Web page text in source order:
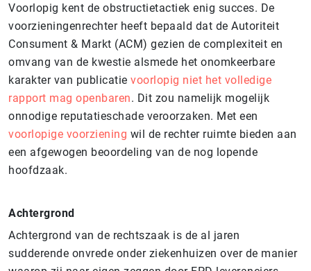
Voorlopig kent de obstructietactiek enig succes. De
voorzieningenrechter heeft bepaald dat de Autoriteit
Consument & Markt (ACM) gezien de complexiteit en
omvang van de kwestie alsmede het onomkeerbare
karakter van publicatie voorlopig niet het volledige
rapport mag openbaren. Dit zou namelijk mogelijk
onnodige reputatieschade veroorzaken. Met een
voorlopige voorziening wil de rechter ruimte bieden aan
een afgewogen beoordeling van de nog lopende
hoofdzaak.
Achtergrond
Achtergrond van de rechtszaak is de al jaren
sudderende onvrede onder ziekenhuizen over de manier